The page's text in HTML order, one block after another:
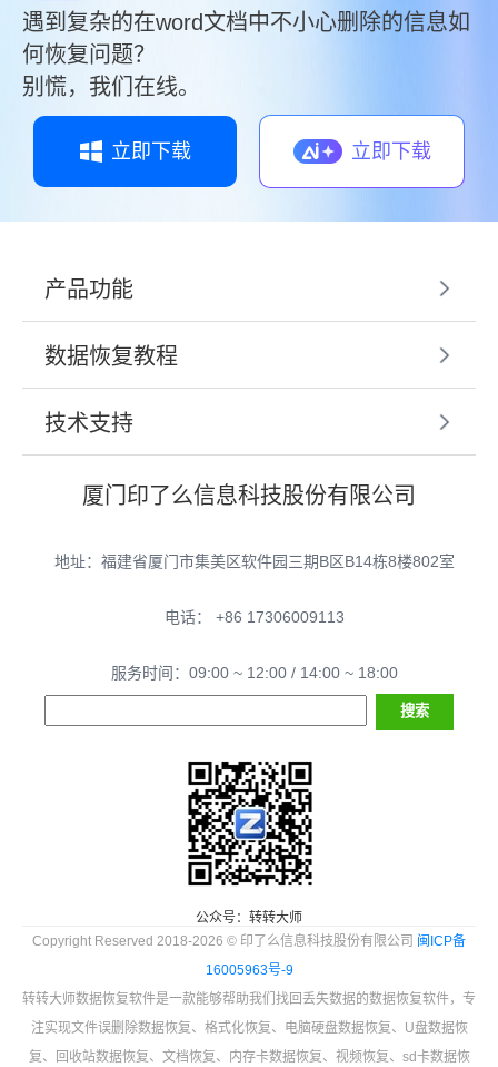
遇到复杂的在word文档中不小心删除的信息如
何恢复问题？
别慌，我们在线。
立即下载 立即下载
产品功能
数据恢复教程
技术支持
厦门印了么信息科技股份有限公司
地址：福建省厦门市集美区软件园三期B区B14栋8楼802室
电话： +86 17306009113
服务时间：09:00 ~ 12:00 / 14:00 ~ 18:00
公众号：转转大师
Copyright Reserved 2018-2026 © 印了么信息科技股份有限公司 闽ICP备
16005963号-9
转转大师数据恢复软件是一款能够帮助我们找回丢失数据的数据恢复软件，专
注实现文件误删除数据恢复、格式化恢复、电脑硬盘数据恢复、U盘数据恢
复、回收站数据恢复、文档恢复、内存卡数据恢复、视频恢复、sd卡数据恢